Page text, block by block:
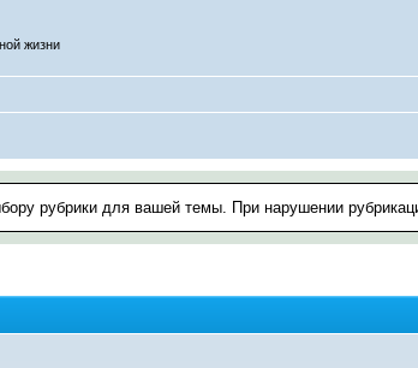
жизни
рубрики для вашей темы. При нарушении